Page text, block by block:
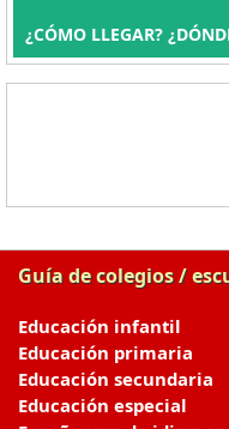
¿CÓMO LLEGAR?
Guía de colegios /
Educación infantil
Educación primaria
Educación secundaria
Educación especial